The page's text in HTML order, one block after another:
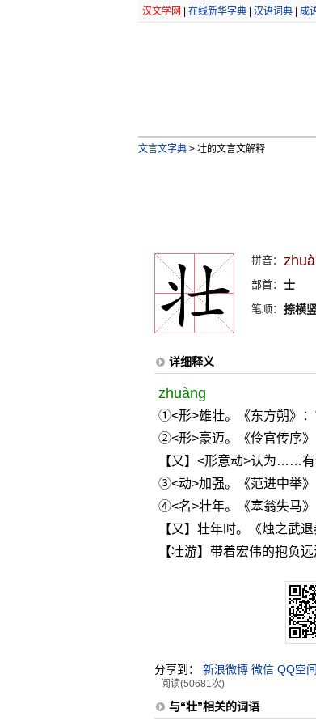
汉文学网 在线新华字典| 汉语词典| 成
文言文字典 >壮的文言文解释
拼音：
部首： 士
笔顺： 捺横
详细释义
zhuàng
①<形>雄壮。《东方朔》：
②<形>豪迈。《伶官传序》
【又】<形意动>认为……
③<动>加强。《范进中举》
④<名>壮年。《塞翁失马》
【又】壮年时。《烛之武
【壮游】带着宏伟的抱负远
分享到： 新浪微博 微信 QQ空间
阅读(50681次)
与“壮”相关的词语